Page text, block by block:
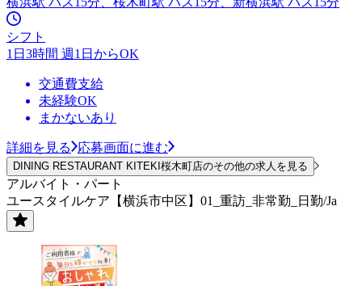
シフト
1日3時間 週1日からOK
交通費支給
未経験OK
まかないあり
詳細を見る 応募画面に進む
DINING RESTAURANT KITEKI桜木町店のその他の求人を見る
アルバイト・パート
ユースタイルケア【横浜市中区】01_重訪_非常勤_日勤/Ja